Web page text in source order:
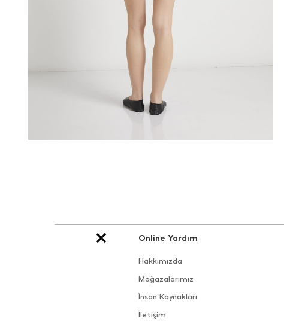
Online Yardım
Hakkımızda
Mağazalarımız
İnsan Kaynakları
İletişim